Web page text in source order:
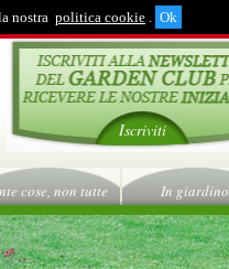
nostra politica cookie .
Iscriviti
cose, non tutte In giardino